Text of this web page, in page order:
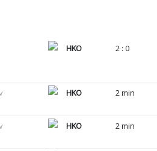
HKO 2 : 0
HKO 2 min
HKO 2 min